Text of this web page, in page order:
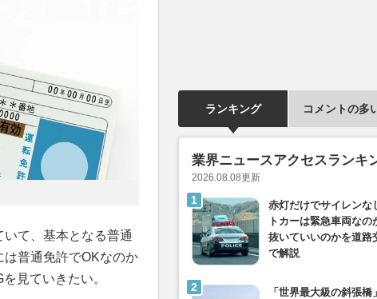
て、基本となる普通
普通免許でOKなのか
見ていきたい。
ランキング コメントの多
業界ニュースアクセスランキ
2026.08.08更新
赤灯だけでサイレンな
トカーは緊急車両なの
抜いていいのかを道路
で解説
「世界最大級の斜張橋